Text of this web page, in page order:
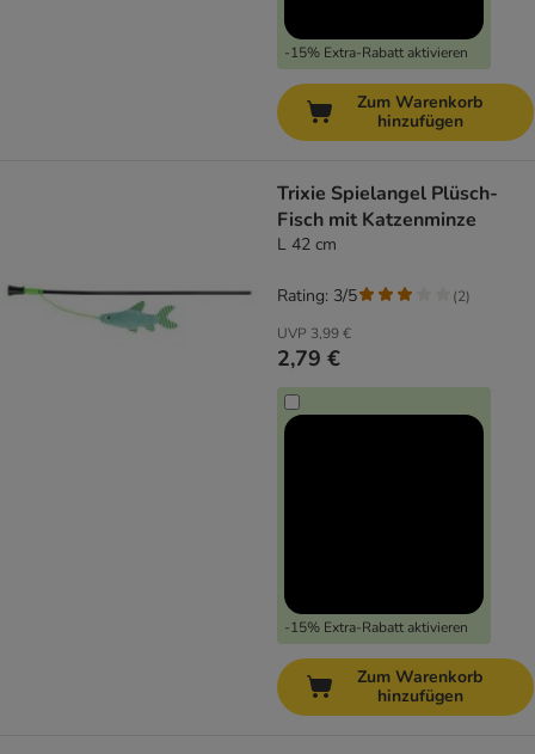
-15% Extra-Rabatt aktivieren
Zum Warenkorb
hinzufügen
Trixie Spielangel Plüsch-
Fisch mit Katzenminze
L 42 cm
UVP 3,99 €
2,79 €
-15% Extra-Rabatt aktivieren
Rating: 3/5 (2)
Zum Warenkorb
hinzufügen